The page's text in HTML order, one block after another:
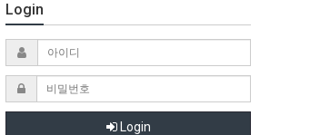
Login
Login